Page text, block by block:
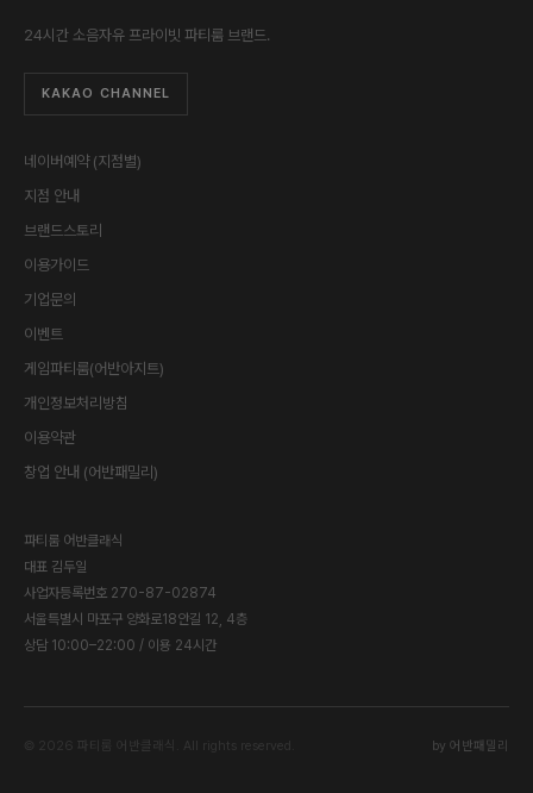
24시간 소음자유 프라이빗 파티룸 브랜드.
KAKAO CHANNEL
네이버예약 (지점별)
지점 안내
브랜드스토리
이용가이드
기업문의
이벤트
게임파티룸(어반아지트)
개인정보처리방침
이용약관
창업 안내 (어반패밀리)
파티룸 어반클래식
대표 김두일
사업자등록번호 270-87-02874
서울특별시 마포구 양화로18안길 12, 4층
상담 10:00–22:00 / 이용 24시간
파티룸 어반클래식 . All rights reserved. by 어반패밀리